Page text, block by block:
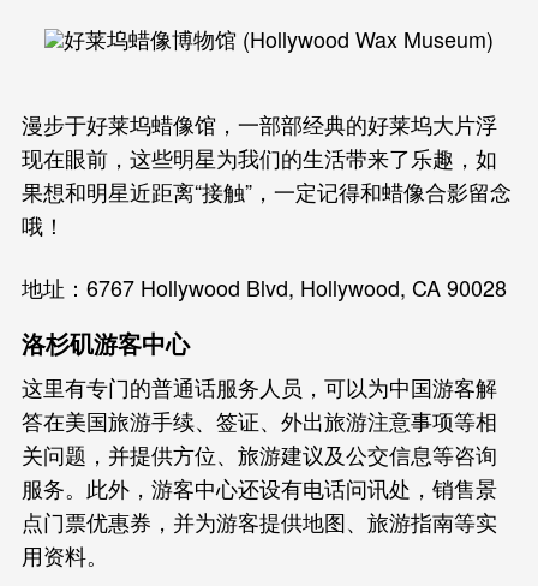
漫步于好莱坞蜡像馆，一部部经典的好莱坞大片浮
现在眼前，这些明星为我们的生活带来了乐趣，如
果想和明星近距离“接触”，一定记得和蜡像合影留念
哦！
地址：6767 Hollywood Blvd, Hollywood, CA 90028
洛杉矶游客中心
这里有专门的普通话服务人员，可以为中国游客解
答在美国旅游手续、签证、外出旅游注意事项等相
关问题，并提供方位、旅游建议及公交信息等咨询
服务。此外，游客中心还设有电话问讯处，销售景
点门票优惠券，并为游客提供地图、旅游指南等实
用资料。